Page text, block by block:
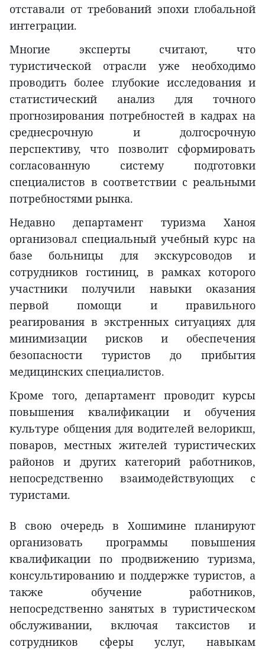
отставали от требований эпохи глобальной
интеграции.
Многие эксперты считают, что
туристической отрасли уже необходимо
проводить более глубокие исследования и
статистический анализ для точного
прогнозирования потребностей в кадрах на
среднесрочную и долгосрочную
перспективу, что позволит сформировать
согласованную систему подготовки
специалистов в соответствии с реальными
потребностями рынка.
Недавно департамент туризма Ханоя
организовал специальный учебный курс на
базе больницы для экскурсоводов и
сотрудников гостиниц, в рамках которого
участники получили навыки оказания
первой помощи и правильного
реагирования в экстренных ситуациях для
минимизации рисков и обеспечения
безопасности туристов до прибытия
медицинских специалистов.
Кроме того, департамент проводит курсы
повышения квалификации и обучения
культуре общения для водителей велорикш,
поваров, местных жителей туристических
районов и других категорий работников,
непосредственно взаимодействующих с
туристами.
В свою очередь в Хошимине планируют
организовать программы повышения
квалификации по продвижению туризма,
консультированию и поддержке туристов, а
также обучение работников,
непосредственно занятых в туристическом
обслуживании, включая таксистов и
сотрудников сферы услуг, навыкам